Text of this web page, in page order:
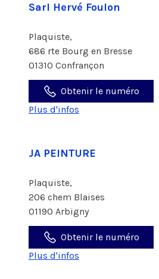
Sarl Hervé Foulon
Plaquiste,
686 rte Bourg en Bresse
01310 Confrançon
Obtenir le numéro
Plus d'infos
JA PEINTURE
Plaquiste,
206 chem Blaises
01190 Arbigny
Obtenir le numéro
Plus d'infos